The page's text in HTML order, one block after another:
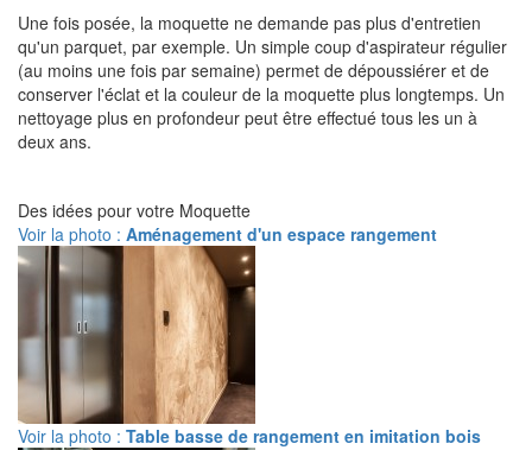
Une fois posée, la moquette ne demande pas plus d'entretien
qu'un parquet, par exemple. Un simple coup d'aspirateur régulier
(au moins une fois par semaine) permet de dépoussiérer et de
conserver l'éclat et la couleur de la moquette plus longtemps. Un
nettoyage plus en profondeur peut être effectué tous les un à
deux ans.
Des idées pour votre Moquette
Voir la photo : Aménagement d'un espace rangement
Voir la photo : Table basse de rangement en imitation bois